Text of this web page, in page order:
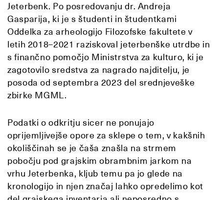
Jeterbenk. Po posredovanju dr. Andreja
Gasparija, ki je s študenti in študentkami
Oddelka za arheologijo Filozofske fakultete v
letih 2018–2021 raziskoval jeterbenške utrdbe in
s finančno pomočjo Ministrstva za kulturo, ki je
zagotovilo sredstva za nagrado najditelju, je
posoda od septembra 2023 del srednjeveške
zbirke MGML.
Podatki o odkritju sicer ne ponujajo
oprijemljivejše opore za sklepe o tem, v kakšnih
okoliščinah se je čaša znašla na strmem
pobočju pod grajskim obrambnim jarkom na
vrhu Jeterbenka, kljub temu pa jo glede na
kronologijo in njen značaj lahko opredelimo kot